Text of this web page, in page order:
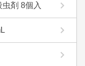
剤 8個入